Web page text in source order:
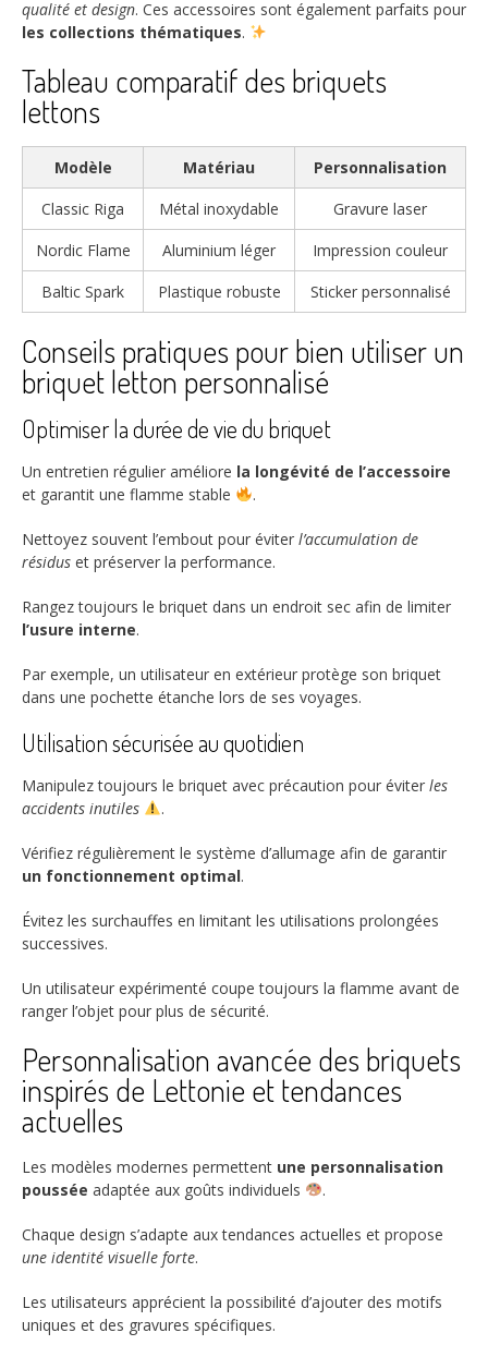
qualité et design. Ces accessoires sont également parfaits pour
les collections thématiques.
Tableau comparatif des briquets
lettons
Modèle Matériau
Personnalisation
Classic Riga
Métal inoxydable
Gravure laser
Nordic Flame
Aluminium léger
Impression couleur
Baltic Spark
Plastique robuste Sticker personnalisé
Conseils pratiques pour bien utiliser un
briquet letton personnalisé
Optimiser la durée de vie du briquet
Un entretien régulier améliore la longévité de l’accessoire
et garantit une flamme stable
.
Nettoyez souvent l’embout pour éviter l’accumulation de
résidus et préserver la performance.
Rangez toujours le briquet dans un endroit sec afin de limiter
l’usure interne.
Par exemple, un utilisateur en extérieur protège son briquet
dans une pochette étanche lors de ses voyages.
Utilisation sécurisée au quotidien
Manipulez toujours le briquet avec précaution pour éviter les
accidents inutiles
.
Vérifiez régulièrement le système d’allumage afin de garantir
un fonctionnement optimal.
Évitez les surchauffes en limitant les utilisations prolongées
successives.
Un utilisateur expérimenté coupe toujours la flamme avant de
ranger l’objet pour plus de sécurité.
Personnalisation avancée des briquets
inspirés de Lettonie et tendances
actuelles
Les modèles modernes permettent une personnalisation
poussée adaptée aux goûts individuels .
Chaque design s’adapte aux tendances actuelles et propose
une identité visuelle forte.
Les utilisateurs apprécient la possibilité d’ajouter des motifs
uniques et des gravures spécifiques.